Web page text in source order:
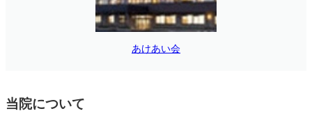
あけあい会
当院について